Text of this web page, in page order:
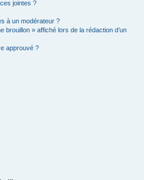
jointes ?
à un modérateur ?
brouillon » affiché lors de la rédaction d’un
approuvé ?